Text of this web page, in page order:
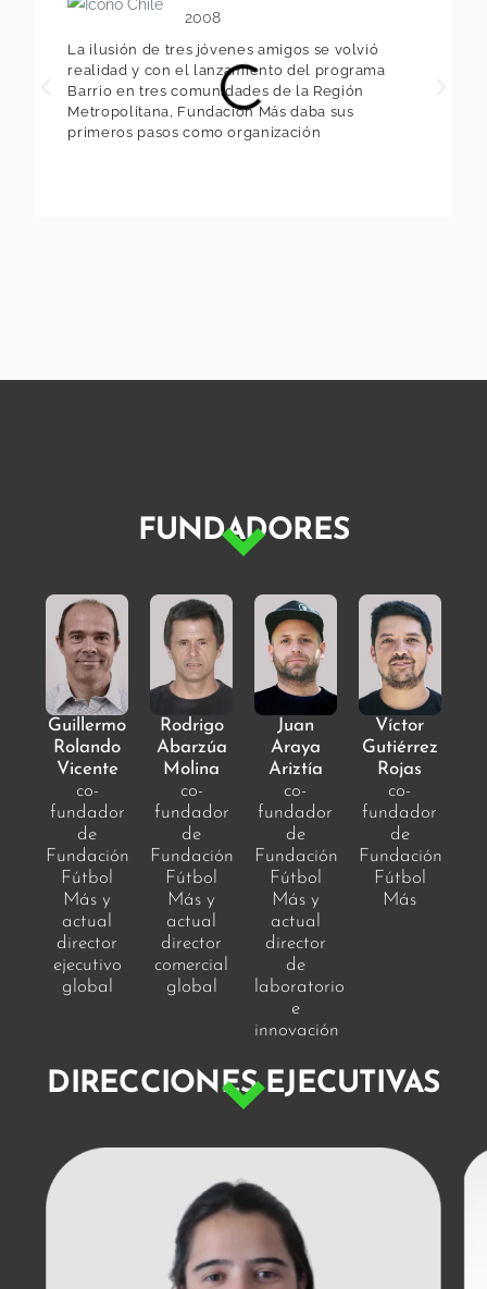
La ilusión de tres jóvenes amigos se volvió
realidad y con el lanzamiento del programa
Barrio en tres comunidades de la Región
Metropolitana, Fundación Más daba sus
primeros pasos como organización
2008
FUNDADORES
Guillermo
Rolando
Vicente
co-
fundador
de
Fundación
Fútbol
Más y
actual
director
ejecutivo
global
Rodrigo
Abarzúa
Molina
co-
fundador
de
Fundación
Fútbol
Más y
actual
director
comercial
global
Juan
Araya
Ariztía
co-
fundador
de
Fundación
Fútbol
Más y
actual
director
de
laboratorio
e
innovación
Víctor
Gutiérrez
Rojas
co-
fundador
de
Fundación
Fútbol
Más
DIRECCIONES EJECUTIVAS